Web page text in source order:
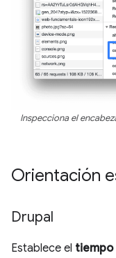
Inspecciona el
Orientación
Drupal
Establece el tiempo